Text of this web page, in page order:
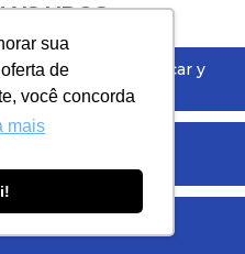
sua
de
você concorda
mais
LIDOS
cómo identificar y
de compliance no